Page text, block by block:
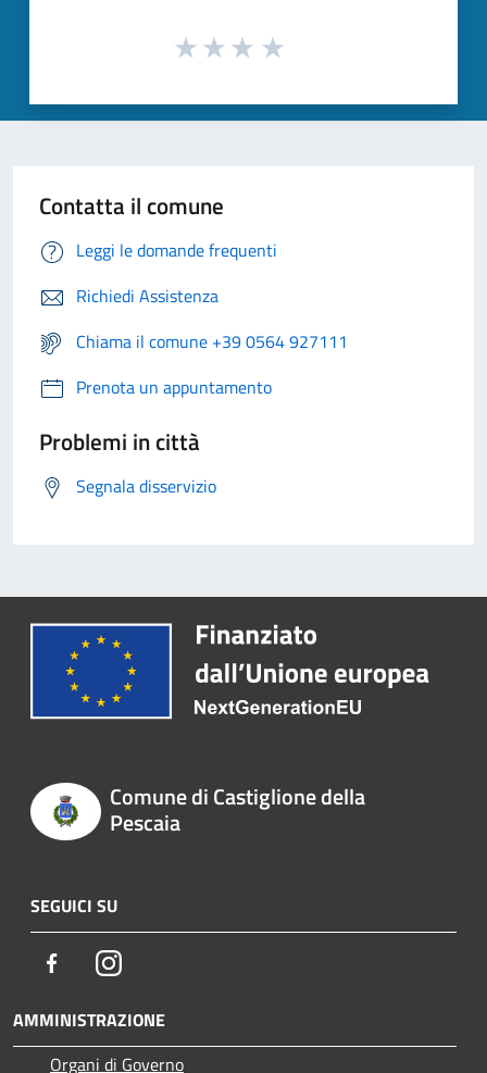
Contatta il comune
Leggi le domande frequenti
Richiedi Assistenza
Chiama il comune +39 0564 927111
Prenota un appuntamento
Problemi in città
Segnala disservizio
Comune di Castiglione della
Pescaia
SEGUICI SU
FacebookInstagram
AMMINISTRAZIONE
Organi di Governo